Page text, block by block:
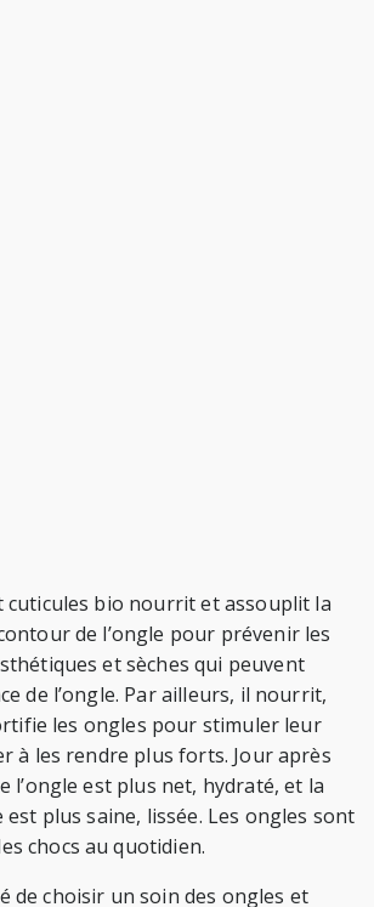
cuticules bio nourrit et assouplit la
de l’ongle pour prévenir les
et sèches qui peuvent
de l’ongle. Par ailleurs, il nourrit,
les ongles pour stimuler leur
à les rendre plus forts. Jour après
l’ongle est plus net, hydraté, et la
est plus saine, lissée. Les ongles sont
chocs au quotidien.
de choisir un soin des ongles et